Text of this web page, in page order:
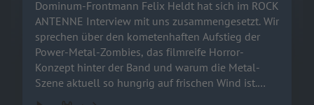
ist. Schnappt euch ein kaltes
Bier und checkt aus, was der
„Dr. Dead“ der deutschen
Metal-Szene zu erzählen
hat!
Dominum-Frontmann Felix Heldt hat sich im ROCK
ANTENNE Interview mit uns zusammengesetzt. Wir
sprechen über den kometenhaften Aufstieg der
Power-Metal-Zombies, das filmreife Horror-
Konzept hinter der Band und warum die Metal-
Szene aktuell so hungrig auf frischen Wind ist.